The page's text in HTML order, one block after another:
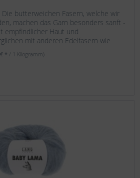
Die butterweichen Fasern, welche wir
machen das Garn besonders sanft -
empfindlicher Haut und
mit anderen Edelfasern wie
* / 1 Kilogramm)